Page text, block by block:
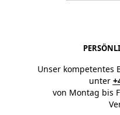
Unser kompetentes
unter
von Montag bis